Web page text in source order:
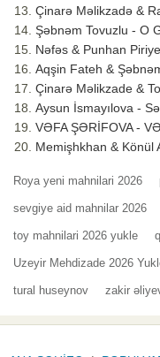
Çinarə Məlikzadə &
Şəbnəm Tovuzlu - O
Nəfəs & Punhan
Aqşin Fateh &
Çinarə Məlikzade &
Aysun İsmayılova -
VƏFA ŞƏRİFOVA -
Memişhkhan & Könül
Roya yeni mahnilari 2026
sevgiye aid mahnilar 2026
toy mahnilari 2026 yukle
Uzeyir Mehdizade 2026
tural huseynov zakir